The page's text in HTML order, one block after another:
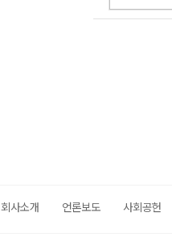
회사소개 언론보도 사회공헌